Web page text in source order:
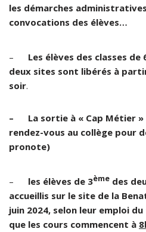
les démarches
convocations des élèves…
– Les élèves des classes de
deux sites sont libérés à
soir.
– La sortie à « Cap Métier »
rendez-vous au collège pour
pronote)
– les élèves de 3ème des
accueillis sur le site de la
juin 2024, selon leur emploi
que les cours commencent à